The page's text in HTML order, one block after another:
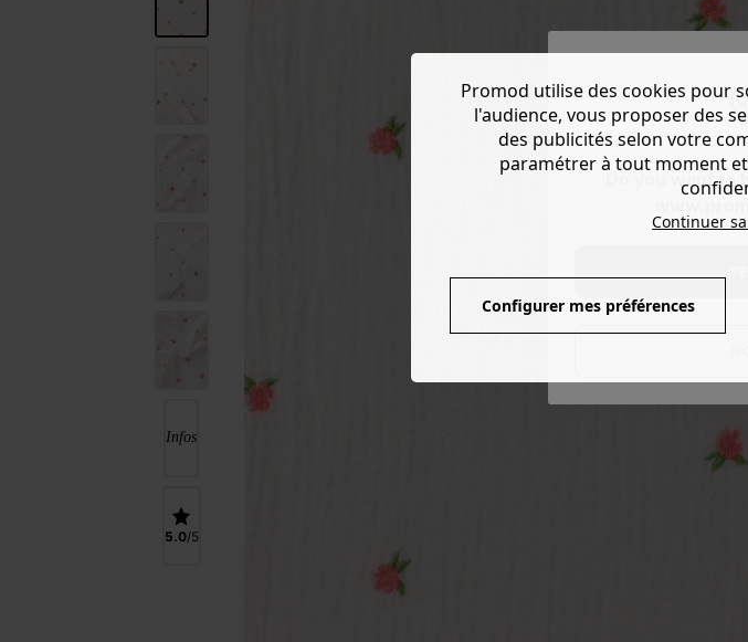
Do you want to
Infos
5.0
Promod utilise des cookies pour
l'audience, vous proposer des
des publicités selon votre
paramétrer à tout moment
Continuer
Configurer mes préférences